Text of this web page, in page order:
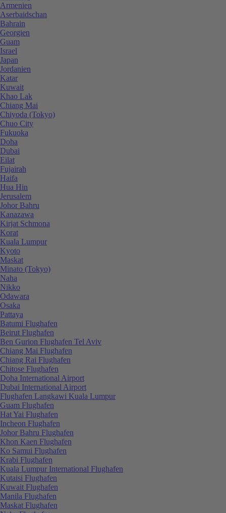
Armenien
Aserbaidschan
Bahrain
Georgien
Guam
Israel
Japan
Jordanien
Katar
Kuwait
Khao Lak
Chiang Mai
Chiyoda (Tokyo)
Chuo City
Fukuoka
Doha
Dubai
Eilat
Fujairah
Haifa
Hua Hin
Jerusalem
Johor Bahru
Kanazawa
Kirjat Schmona
Korat
Kuala Lumpur
Kyoto
Maskat
Minato (Tokyo)
Naha
Nikko
Odawara
Osaka
Pattaya
Batumi Flughafen
Beirut Flughafen
Ben Gurion Flughafen Tel Aviv
Chiang Mai Flughafen
Chiang Rai Flughafen
Chitose Flughafen
Doha International Airport
Dubai International Airport
Flughafen Langkawi Kuala Lumpur
Guam Flughafen
Hat Yai Flughafen
Incheon Flughafen
Johor Bahru Flughafen
Khon Kaen Flughafen
Ko Samui Flughafen
Krabi Flughafen
Kuala Lumpur International Flughafen
Kutaisi Flughafen
Kuwait Flughafen
Manila Flughafen
Maskat Flughafen